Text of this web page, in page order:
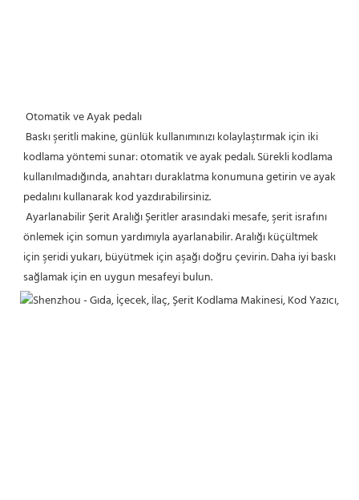
Otomatik ve Ayak pedalı
kodlama yöntemi sunar: otomatik ve ayak pedalı. Sürekli kodlama
kullanılmadığında, anahtarı duraklatma konumuna getirin ve ayak
pedalını kullanarak kod yazdırabilirsiniz.
önlemek için somun yardımıyla ayarlanabilir. Aralığı küçültmek
için şeridi yukarı, büyütmek için aşağı doğru çevirin. Daha iyi baskı
sağlamak için en uygun mesafeyi bulun.